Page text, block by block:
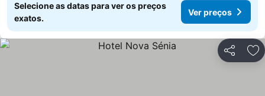
Selecione as datas para ver os preços
exatos.
Ver preços
Partilhar